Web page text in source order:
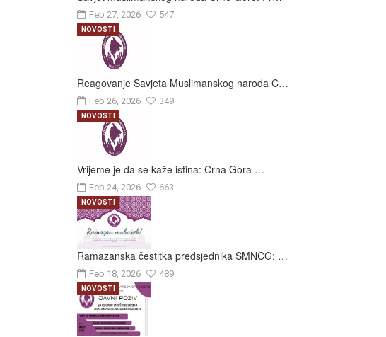
Feb 27, 2026 547
Reagovanje Savjeta Muslimanskog naroda C…
Feb 26, 2026 349
NOVOSTI
Vrijeme je da se kaže istina: Crna Gora …
Feb 24, 2026 663
NOVOSTI
Ramazanska čestitka predsjednika SMNCG: …
Feb 18, 2026 489
NOVOSTI
NOVOSTI